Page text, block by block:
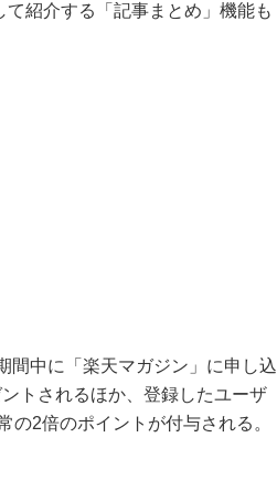
紹介する「記事まとめ」機能も
中に「楽天マガジン」に申し込
トされるほか、登録したユーザ
2倍のポイントが付与される。